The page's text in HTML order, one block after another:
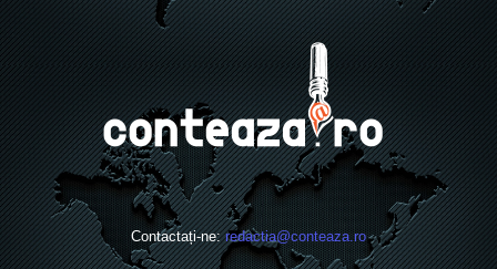
Contactați-ne:redactia@conteaza.ro